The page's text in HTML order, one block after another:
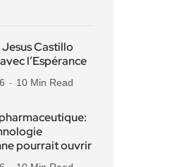
Castillo
l’Espérance
10 Min Read
pourrait ouvrir